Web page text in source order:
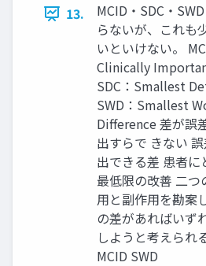
13.
MCID・SDC・
らないが、これも
いといけない。
Clinically
SDC：Smallest
SWD：Smallest
Difference 差が誤
出すらで きない
出できる差 患者に
最低限の改善 二
用と副作用を勘案
の差があればいず
しようと考えられ
MCID SWD